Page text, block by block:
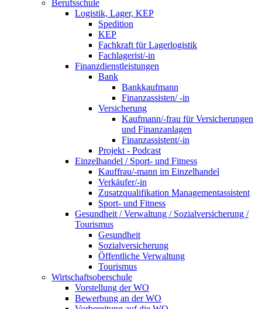
Berufsschule
Logistik, Lager, KEP
Spedition
KEP
Fachkraft für Lagerlogistik
Fachlagerist/-in
Finanzdienstleistungen
Bank
Bankkaufmann
Finanzassisten/ -in
Versicherung
Kaufmann/-frau für Versicherungen
und Finanzanlagen
Finanzassistent/-in
Projekt - Podcast
Einzelhandel / Sport- und Fitness
Kauffrau/-mann im Einzelhandel
Verkäufer/-in
Zusatzqualifikation Managementassistent
Sport- und Fitness
Gesundheit / Verwaltung / Sozialversicherung /
Tourismus
Gesundheit
Sozialversicherung
Öffentliche Verwaltung
Tourismus
Wirtschaftsoberschule
Vorstellung der WO
Bewerbung an der WO